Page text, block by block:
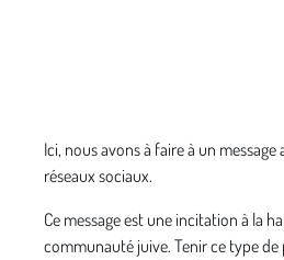
Ici, nous avons à faire à un
réseaux sociaux.
Ce message est une incitation à la
communauté juive. Tenir ce type de